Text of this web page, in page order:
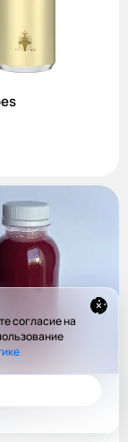
согласие на